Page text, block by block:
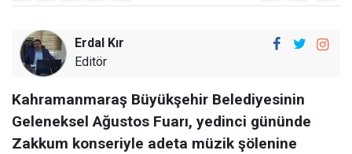
Erdal Kır
Editör
Kahramanmaraş Büyükşehir Belediyesinin
Geleneksel Ağustos Fuarı, yedinci gününde
Zakkum konseriyle adeta müzik şölenine